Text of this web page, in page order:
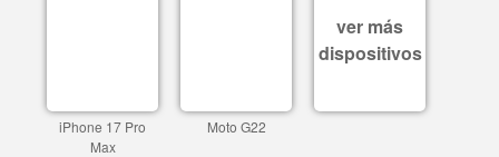
iPhone 17 Pro
Max
Moto G22
ver más
dispositivos